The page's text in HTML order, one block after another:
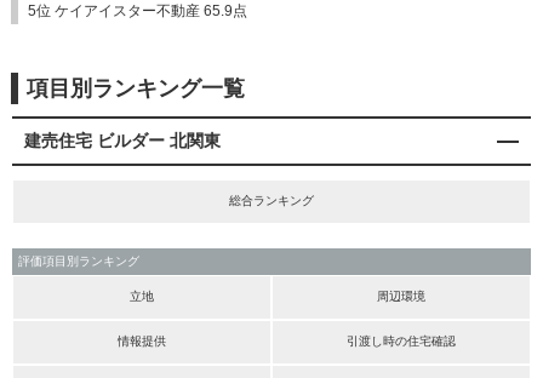
5位 ケイアイスター不動産 65.9点
項目別ランキング一覧
建売住宅 ビルダー 北関東
総合ランキング
評価項目別ランキング
立地 周辺環境
情報提供 引渡し時の住宅確認